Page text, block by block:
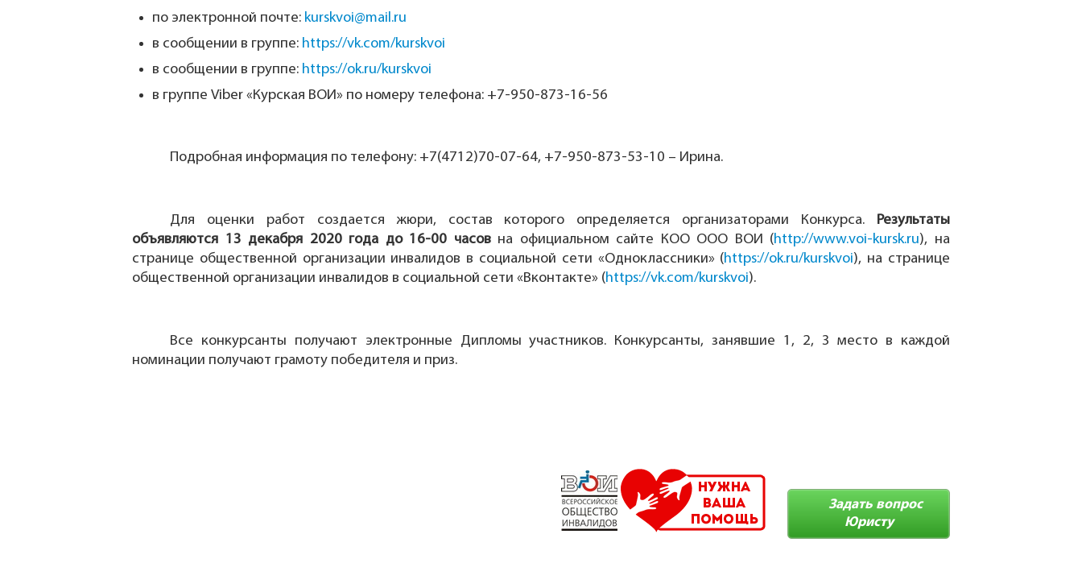
по электронной почте: kurskvoi@mail.ru
в сообщении в группе: https://vk.com/kurskvoi
в сообщении в группе: https://ok.ru/kurskvoi
в группе Viber «Курская ВОИ» по номеру телефона: +7-950-873-16-56
Подробная информация по телефону: +7(4712)70-07-64, +7-950-873-53-10 – Ирина.
Для оценки работ создается жюри, состав которого определяется организаторами Конкурса. Результаты
объявляются 13 декабря 2020 года до 16-00 часовна официальном сайте КОО ООО ВОИ (http://www.voi-kursk.ru), на
странице общественной организации инвалидов в социальной сети «Одноклассники» (https://ok.ru/kurskvoi), на странице
общественной организации инвалидов в социальной сети «Вконтакте» (https://vk.com/kurskvoi).
Все конкурсанты получают электронные Дипломы участников. Конкурсанты, занявшие 1, 2, 3 место в каждой
номинации получают грамоту победителя и приз.
Задать вопрос
Юристу